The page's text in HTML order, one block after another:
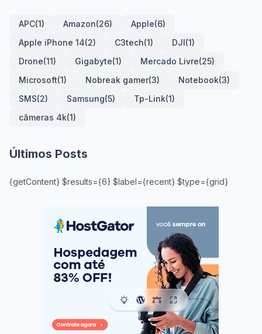
APC(1) Amazon(26) Apple(6)
Apple iPhone 14(2) C3tech(1) DJI(1)
Drone(11) Gigabyte(1) Mercado Livre(25)
Microsoft(1) Nobreak gamer(3) Notebook(3)
SMS(2) Samsung(5) Tp-Link(1)
câmeras 4k(1)
Últimos Posts
{getContent} $results={6} $label={recent} $type={grid}